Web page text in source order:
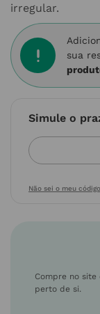
irregular.
sua
Simule o
Não sei o meu
Compre no site
perto de si.